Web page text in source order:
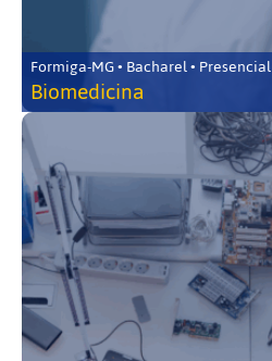
Formiga-MG • Bacharel • Presencial
Biomedicina